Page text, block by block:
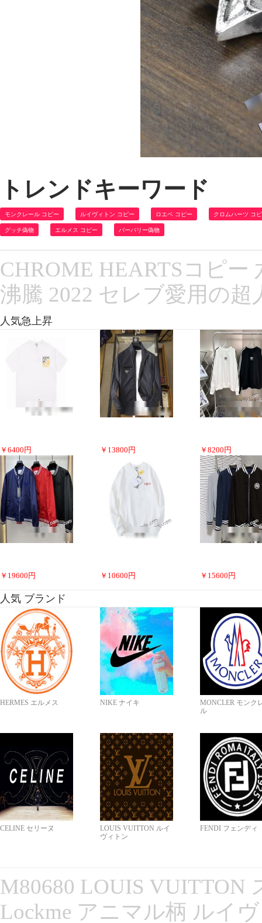
トレンドキーワード
モンクレール コピー ルイヴィトン コピー ロエベ コピー クロムハーツ コ
グッチ偽物 エルメス コピー バーバリー偽物
CHROME HEARTSコピ
沸騰 2022 セレブ愛用の
人気急上昇
￥ 6400 円 ￥ 13800 円 ￥ 8200 円
￥ 19600 円 ￥ 10600 円 ￥ 15600 円
人気 ブランド
HERMES エルメス NIKE ナイキ
MONCLER モンク
ル
CELINE セリーヌ
LOUIS VUITTON ルイ
ヴィトン
FENDI フェンディ
M80680 LOUIS VUITTON
Lockme アニマル柄 ルイ